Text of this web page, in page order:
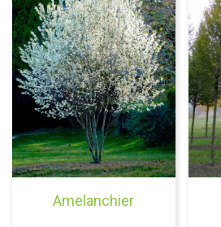
Amelanchier